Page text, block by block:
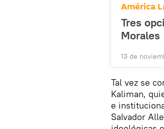
América
Tres
Morales
13 de
Tal vez se
Kaliman,
e
Salvador